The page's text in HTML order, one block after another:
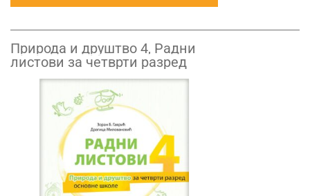
Природа и друштво 4, Радни
листови за четврти разред